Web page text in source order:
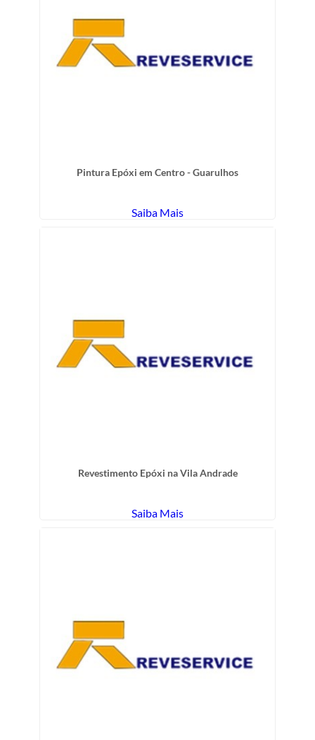
Pintura Epóxi em Centro - Guarulhos
Saiba Mais
Revestimento Epóxi na Vila Andrade
Saiba Mais